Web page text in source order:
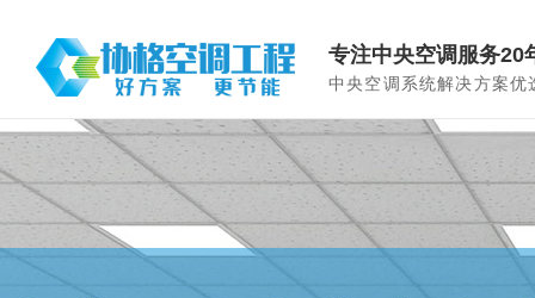
专注中央空调服务20
中央空调系统解决方案优